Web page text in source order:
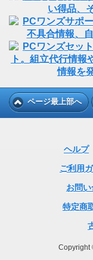
ページ最上部へ
ヘルプ
ご利用
お問
特定商
Copyright